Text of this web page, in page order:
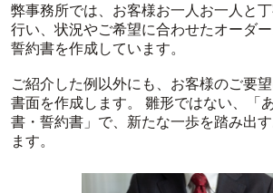
弊事務所では、お客様お一人お一人と
行い、状況やご希望に合わせたオーダ
誓約書を作成しています。
ご紹介した例以外にも、お客様のご要
書面を作成します。 雛形ではない、「
書・誓約書」で、新たな一歩を踏み出
ます。